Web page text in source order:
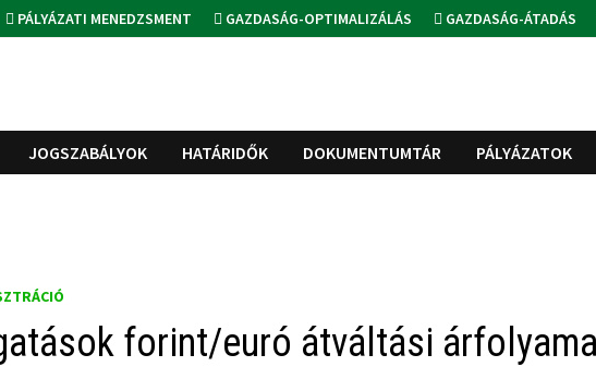
PÁLYÁZATI MENEDZSMENT GAZDASÁG-OPTIMALIZÁLÁS GAZDASÁG-ÁTADÁS
JOGSZABÁLYOK HATÁRIDŐK DOKUMENTUMTÁR PÁLYÁZATOK
forint/euró átváltási